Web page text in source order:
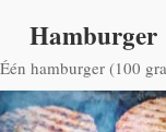
Hamburger
Één hamburger (100